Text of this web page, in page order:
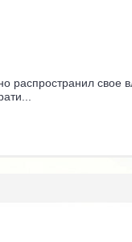
распространил